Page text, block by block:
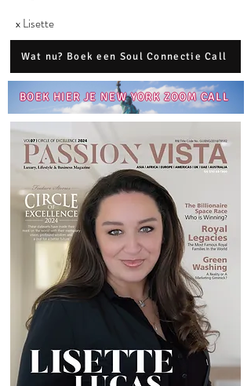
x Lisette
Wat nu? Boek een Soul Connectie Call
BOEK HIER JE NEW YORK ZOOM CALL